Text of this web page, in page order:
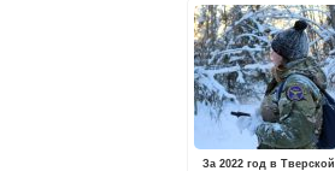
За 2022 год в Тверской